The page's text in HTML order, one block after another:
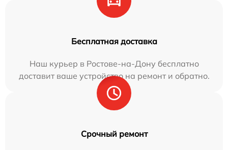
Бесплатная доставка
Наш курьер в Ростове-на-Дону бесплатно
доставит ваше устройство на ремонт и обратно.
Срочный ремонт